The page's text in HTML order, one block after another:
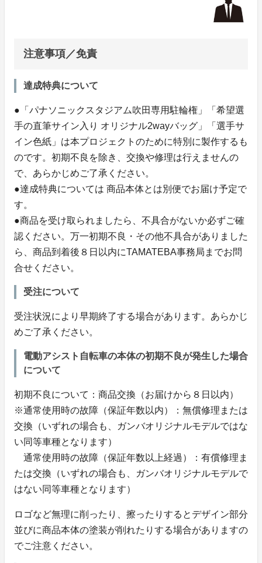
注意事項／免責
達成特典について
●「パナソニックスタジアム吹田専用駐輪権」「希望選
手の直筆サイン入り オリジナル2wayバッグ」「選手サ
イン色紙」は本プロジェクトのために特別に製作するも
のです。初期不良を除き、交換や修理は行えませんの
で、あらかじめご了承ください。
●達成特典については 商品本体とは別便でお届け予定で
す。
●商品を受け取られましたら、不具合がないか必ずご確
認ください。万一初期不良・その他不具合がありました
ら、商品到着後８日以内にTAMATEBA事務局までお問
合せください。
受注について
受注状況により早期終了する場合があります。あらかじ
めご了承ください。
電動アシスト自転車の本体の初期不良が発生した場合
について
初期不良について：商品交換（お届けから８日以内）
※通常使用時の故障（保証年数以内）：無償修理または
交換（いずれの場合も、ガンバオリジナルモデルではな
い同等車種となります）
通常使用時の故障（保証年数以上経過）：有償修理ま
たは交換（いずれの場合も、ガンバオリジナルモデルで
はない同等車種となります）
ロゴなど無理に削ったり、擦ったりするとデザイン部分
並びに商品本体の塗装が削れたりする場合がありますの
でご注意ください。